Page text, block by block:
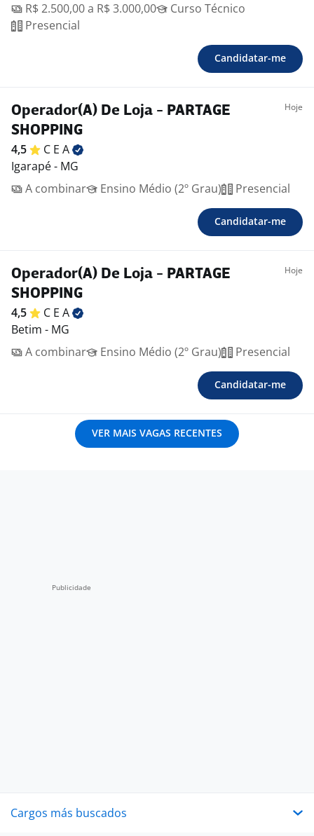
R$ 2.500,00 a R$ 3.000,00
Curso Técnico
Presencial
Candidatar-me
Operador(A) De Loja - PARTAGE
SHOPPING
Hoje
4,5 C E A
Igarapé - MG
A combinar
Ensino Médio (2º Grau) Presencial
Candidatar-me
Operador(A) De Loja - PARTAGE
SHOPPING
Hoje
4,5 C E A
Betim - MG
A combinar
Ensino Médio (2º Grau) Presencial
Candidatar-me
VER MAIS VAGAS RECENTES
Cargos más buscados